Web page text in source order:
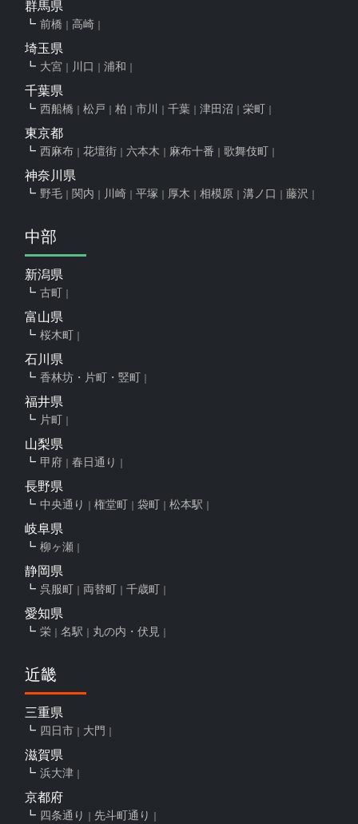
群馬県
前橋 高崎
埼玉県
大宮 川口 浦和
千葉県
西船橋 松戸 柏 市川 千葉 津田沼 栄町
東京都
西麻布 花壇街 六本木 麻布十番 歌舞伎町
神奈川県
野毛 関内 川崎 平塚 厚木 相模原 溝ノ口 藤沢
中部
新潟県
古町
富山県
桜木町
石川県
香林坊・片町・竪町
福井県
片町
山梨県
甲府 春日通り
長野県
中央通り 権堂町 袋町 松本駅
岐阜県
柳ヶ瀬
静岡県
呉服町 両替町 千歳町
愛知県
栄 名駅 丸の内・伏見
近畿
三重県
四日市 大門
滋賀県
浜大津
京都府
四条通り 先斗町通り